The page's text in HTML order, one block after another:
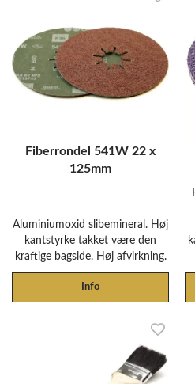
Fiberrondel 541W 22 x
125mm
Aluminiumoxid slibemineral. Høj
kantstyrke takket være den
kraftige bagside. Høj afvirkning.
Info